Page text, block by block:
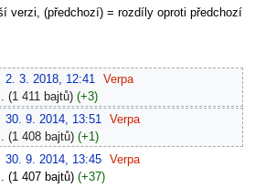
verzi, (předchozí) = rozdíly oproti předchozí
2. 3. 2018, 12:41
Verpa
1 411 bajtů
+3
30. 9. 2014, 13:51
Verpa
1 408 bajtů
+1
30. 9. 2014, 13:45
Verpa
1 407 bajtů
+37